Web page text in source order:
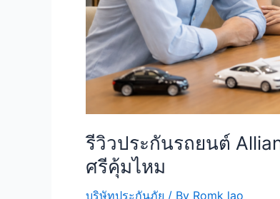
รีวิวประกันรถยนต์
ศรีคุ้มไหม
บริษัทประกันภัย / By Romk lao